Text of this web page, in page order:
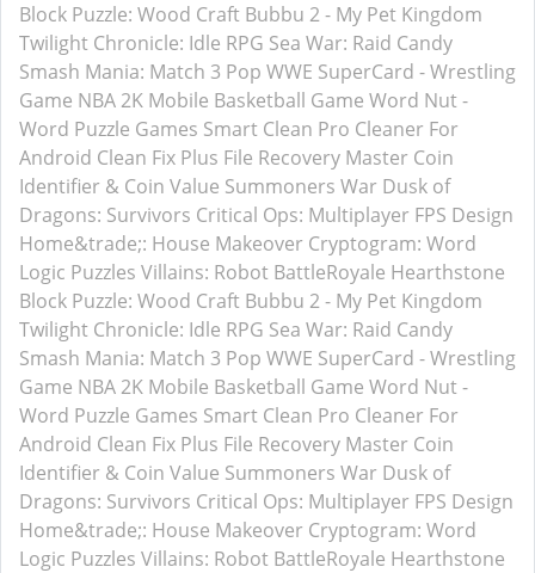
Block Puzzle: Wood Craft Bubbu 2 - My Pet Kingdom
Twilight Chronicle: Idle RPG Sea War: Raid Candy
Smash Mania: Match 3 Pop WWE SuperCard - Wrestling
Game NBA 2K Mobile Basketball Game Word Nut -
Word Puzzle Games Smart Clean Pro Cleaner For
Android Clean Fix Plus File Recovery Master Coin
Identifier & Coin Value Summoners War Dusk of
Dragons: Survivors Critical Ops: Multiplayer FPS Design
Home&trade;: House Makeover Cryptogram: Word
Logic Puzzles Villains: Robot BattleRoyale Hearthstone
Block Puzzle: Wood Craft Bubbu 2 - My Pet Kingdom
Twilight Chronicle: Idle RPG Sea War: Raid Candy
Smash Mania: Match 3 Pop WWE SuperCard - Wrestling
Game NBA 2K Mobile Basketball Game Word Nut -
Word Puzzle Games Smart Clean Pro Cleaner For
Android Clean Fix Plus File Recovery Master Coin
Identifier & Coin Value Summoners War Dusk of
Dragons: Survivors Critical Ops: Multiplayer FPS Design
Home&trade;: House Makeover Cryptogram: Word
Logic Puzzles Villains: Robot BattleRoyale Hearthstone